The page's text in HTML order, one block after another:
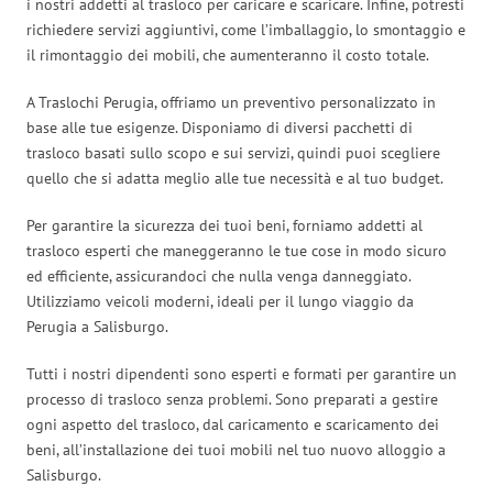
i nostri addetti al trasloco per caricare e scaricare. Infine, potresti
richiedere servizi aggiuntivi, come l’imballaggio, lo smontaggio e
il rimontaggio dei mobili, che aumenteranno il costo totale.
A Traslochi Perugia, offriamo un preventivo personalizzato in
base alle tue esigenze. Disponiamo di diversi pacchetti di
trasloco basati sullo scopo e sui servizi, quindi puoi scegliere
quello che si adatta meglio alle tue necessità e al tuo budget.
Per garantire la sicurezza dei tuoi beni, forniamo addetti al
trasloco esperti che maneggeranno le tue cose in modo sicuro
ed efficiente, assicurandoci che nulla venga danneggiato.
Utilizziamo veicoli moderni, ideali per il lungo viaggio da
Perugia a Salisburgo.
Tutti i nostri dipendenti sono esperti e formati per garantire un
processo di trasloco senza problemi. Sono preparati a gestire
ogni aspetto del trasloco, dal caricamento e scaricamento dei
beni, all’installazione dei tuoi mobili nel tuo nuovo alloggio a
Salisburgo.